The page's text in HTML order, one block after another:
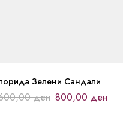
Зелени Сандали
ден 800,00 ден